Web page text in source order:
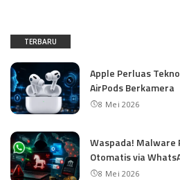
TERBARU
Apple Perluas
AirPods Berkamera
8 Mei 2026
Waspada! Malware
Otomatis via
8 Mei 2026